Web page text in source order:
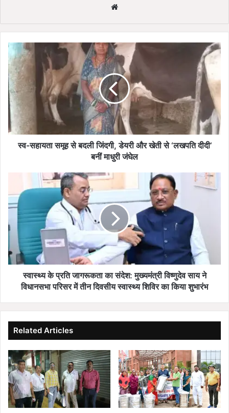
te
स्व
-
स
हा
य
ता
स
मू
ह
द
गी
,
डे
री
औ
ख
प
ति
दी
दी
’
ब
स्व-सहायता समूह से बदली जिंदगी, डेयरी और खेती से ‘लखपति दीदी’
बनीं माधुरी जंघेल
के
प्र
ति
जा
रू
क
मु
ख्य
मं
त्री
वि
ष्णु
दे
स्वास्थ्य के प्रति जागरूकता का संदेश: मुख्यमंत्री विष्णुदेव साय ने
विधानसभा परिसर में तीन दिवसीय स्वास्थ्य शिविर का किया शुभारंभ
Related Articles